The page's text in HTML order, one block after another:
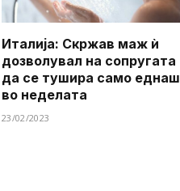
Италија: Скржав маж ѝ
дозволувал на сопругата
да се тушира ​​само еднаш
во неделата
23/02/2023